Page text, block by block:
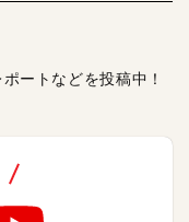
ートなどを投稿中！